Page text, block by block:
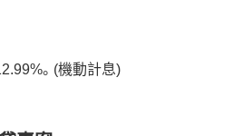
。(機動計息)